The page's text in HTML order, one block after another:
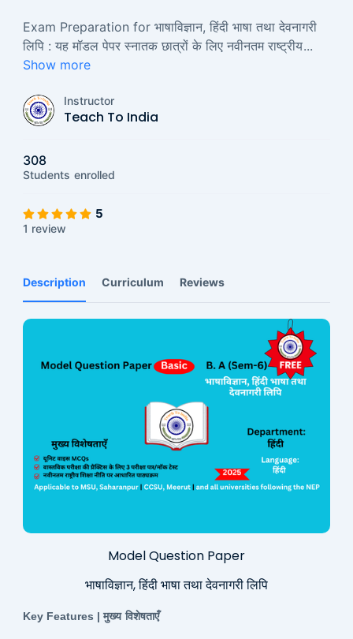
Exam Preparation for भाषाविज्ञान, हिंदी भाषा तथा देवनागरी
लिपि : यह मॉडल पेपर स्नातक छात्रों के लिए नवीनतम राष्ट्रीय...
Show more
Instructor
Teach To India
308
Students enrolled
5
1 review
Description Curriculum Reviews
Model Question Paper
भाषाविज्ञान, हिंदी भाषा तथा देवनागरी लिपि
Key Features | मुख्य विशेषताएँ